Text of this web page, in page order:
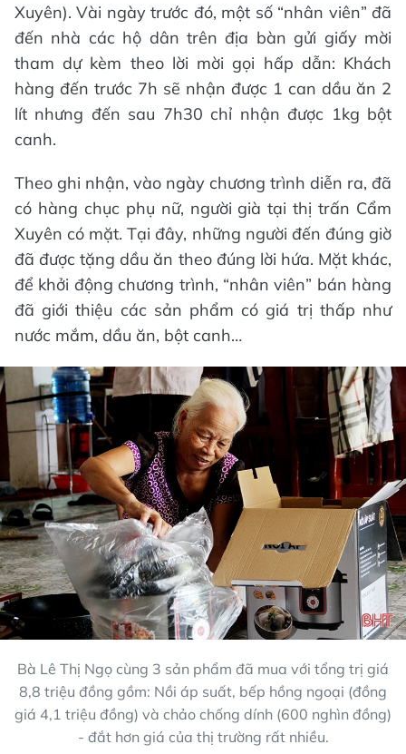
Xuyên). Vài ngày trước đó, một số “nhân viên” đã
đến nhà các hộ dân trên địa bàn gửi giấy mời
tham dự kèm theo lời mời gọi hấp dẫn: Khách
hàng đến trước 7h sẽ nhận được 1 can dầu ăn 2
lít nhưng đến sau 7h30 chỉ nhận được 1kg bột
canh.
Theo ghi nhận, vào ngày chương trình diễn ra, đã
có hàng chục phụ nữ, người già tại thị trấn Cẩm
Xuyên có mặt. Tại đây, những người đến đúng giờ
đã được tặng dầu ăn theo đúng lời hứa. Mặt khác,
để khởi động chương trình, “nhân viên” bán hàng
đã giới thiệu các sản phẩm có giá trị thấp như
nước mắm, dầu ăn, bột canh…
Bà Lê Thị Ngọ cùng 3 sản phẩm đã mua với tổng trị giá
8,8 triệu đồng gồm: Nồi áp suất, bếp hồng ngoại (đồng
giá 4,1 triệu đồng) và chảo chống dính (600 nghìn đồng)
- đắt hơn giá của thị trường rất nhiều.